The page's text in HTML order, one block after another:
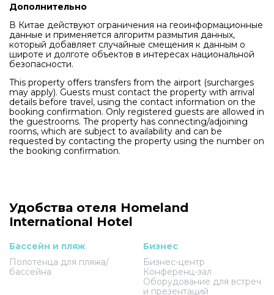
Дополнительно
В Китае действуют ограничения на геоинформационные
данные и применяется алгоритм размытия данных,
который добавляет случайные смещения к данным о
широте и долготе объектов в интересах национальной
безопасности.
This property offers transfers from the airport (surcharges
may apply). Guests must contact the property with arrival
details before travel, using the contact information on the
booking confirmation. Only registered guests are allowed in
the guestrooms. The property has connecting/adjoining
rooms, which are subject to availability and can be
requested by contacting the property using the number on
the booking confirmation.
Удобства отеля Homeland
International Hotel
Бассейн и пляж
Полотенца для пляжа/
бассейна
Бизнес
Бизнес-центр
Конференц-зал
Оборудование для встреч
и презентаций